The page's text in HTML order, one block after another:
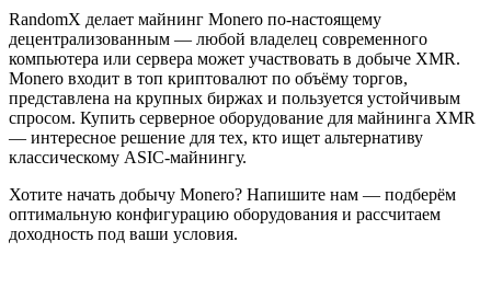
RandomX делает майнинг Monero по-настоящему
децентрализованным — любой владелец современного
компьютера или сервера может участвовать в добыче XMR.
Monero входит в топ криптовалют по объёму торгов,
представлена на крупных биржах и пользуется устойчивым
спросом. Купить серверное оборудование для майнинга XMR
— интересное решение для тех, кто ищет альтернативу
классическому ASIC-майнингу.
Хотите начать добычу Monero? Напишите нам — подберём
оптимальную конфигурацию оборудования и рассчитаем
доходность под ваши условия.